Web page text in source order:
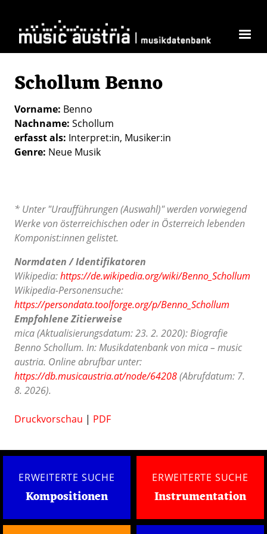
Schollum Benno
Vorname Benno
Nachname Schollum
erfasst als Interpret:in Musiker:in
Genre Neue Musik
* Unter "Uraufführungen (Auswahl)" werden vorwiegend
Werke von österreichischen oder in Österreich lebenden
Komponist:innen gelistet.
Normdaten / Identifikatoren
Wikipedia:https://de.wikipedia.org/wiki/Benno_Schollum
Wikipedia-Personensuche:
https://persondata.toolforge.org/p/Benno_Schollum
Empfohlene Zitierweise
mica (Aktualisierungsdatum: 23. 2. 2020): Biografie
Benno Schollum. In: Musikdatenbank von mica – music
austria. Online abrufbar unter:
https://db.musicaustria.at/node/64208(Abrufdatum: 7.
8. 2026).
Druckvorschau | PDF
ERWEITERTE SUCHE
Kompositionen
ERWEITERTE SUCHE
Instrumentation